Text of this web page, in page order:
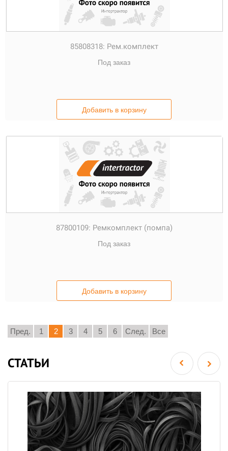
85808318: Рем.комплект
Под заказ
Добавить в корзину
87800109: Ремкомплект (помпа)
Под заказ
Добавить в корзину
Пред. 1 2 3 4 5 6 След. Все
СТАТЬИ